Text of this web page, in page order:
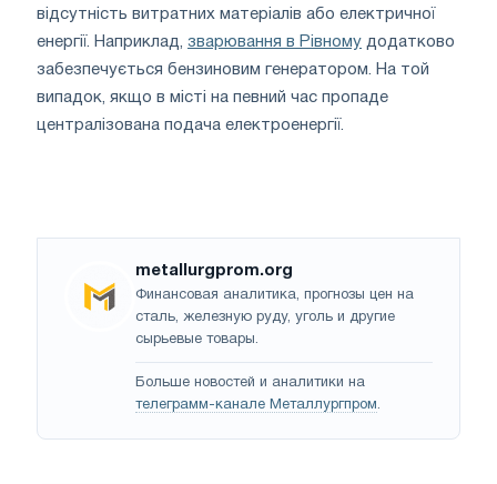
відсутність витратних матеріалів або електричної
енергії. Наприклад, зварювання в Рівному додатково
забезпечується бензиновим генератором. На той
випадок, якщо в місті на певний час пропаде
централізована подача електроенергії.
metallurgprom.org
Финансовая аналитика, прогнозы цен на
сталь, железную руду, уголь и другие
сырьевые товары.
Больше новостей и аналитики на
телеграмм-канале Металлургпром.